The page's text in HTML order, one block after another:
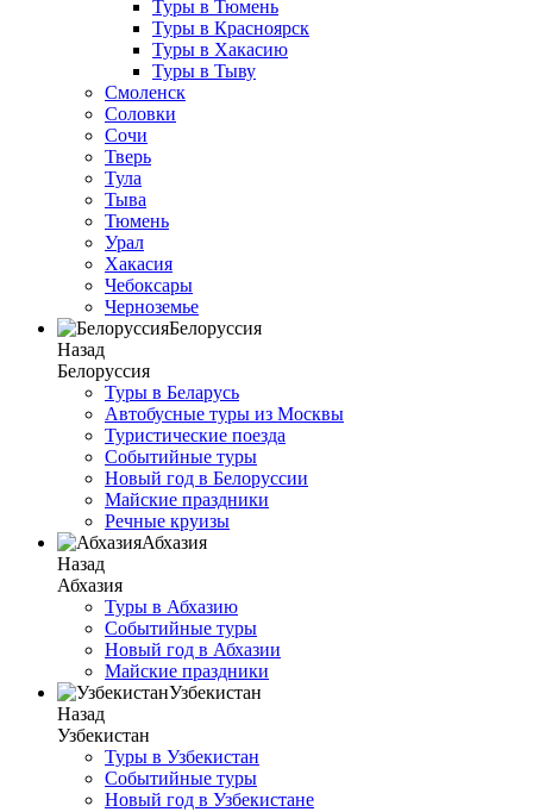
Туры в Тюмень
Туры в Красноярск
Туры в Хакасию
Туры в Тыву
Смоленск
Соловки
Сочи
Тверь
Тула
Тыва
Тюмень
Урал
Хакасия
Чебоксары
Черноземье
Белоруссия
Назад
Белоруссия
Туры в Беларусь
Автобусные туры из Москвы
Туристические поезда
Событийные туры
Новый год в Белоруссии
Майские праздники
Речные круизы
Абхазия
Назад
Абхазия
Туры в Абхазию
Событийные туры
Новый год в Абхазии
Майские праздники
Узбекистан
Назад
Узбекистан
Туры в Узбекистан
Событийные туры
Новый год в Узбекистане